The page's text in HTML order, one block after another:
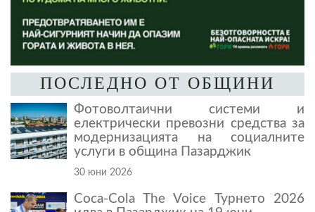
ПОСЛЕДНО ОТ ОБЩИНИ
Фотоволтаични системи и
електрически превозни средства за
модернизацията на социалните
услуги в община Пазарджик
30 юни 2026
Coca-Cola The Voice Турнето 2026